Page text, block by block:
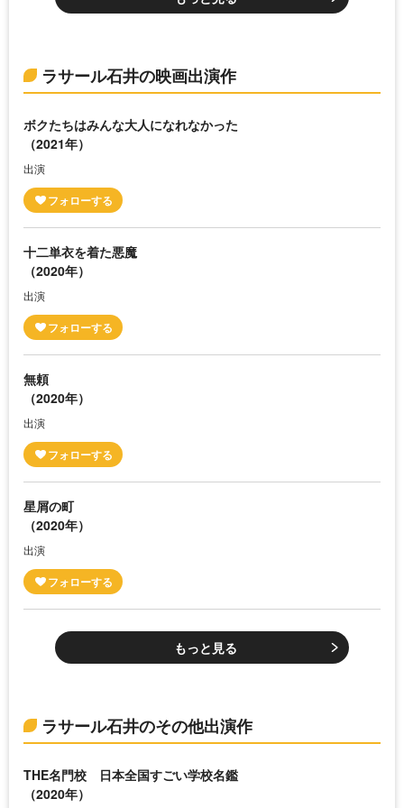
ラサール石井の映画出演作
ボクたちはみんな大人になれなかった
（2021年）
出演
十二単衣を着た悪魔
（2020年）
出演
無頼
（2020年）
出演
星屑の町
（2020年）
出演
もっと見る
ラサール石井のその他出演作
THE名門校 日本全国すごい学校名鑑
（2020年）